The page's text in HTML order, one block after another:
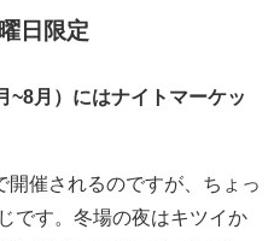
日限定
~8月）にはナイトマーケッ
開催されるのですが、ちょっ
です。冬場の夜はキツイか